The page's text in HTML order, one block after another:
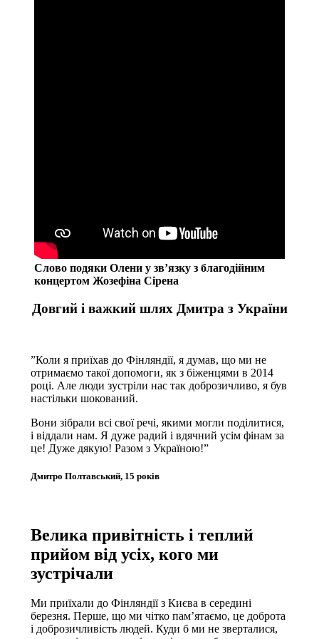
Слово подяки Олени у зв’язку з благодійним
концертом Жозефіна Сірена
Довгий і важкий шлях Дмитра з України
”Коли я приїхав до Фінляндії, я думав, що ми не
отримаємо такої допомоги, як з біженцями в 2014
році. Але люди зустріли нас так доброзичливо, я був
настільки шокований.
Вони зібрали всі свої речі, якими могли поділитися,
і віддали нам. Я дуже радий і вдячний усім фінам за
це! Дуже дякую! Разом з Україною!”
Дмитро Полтавський, 15 років
Велика привітність і теплий
прийом від усіх, кого ми
зустрічали
Ми приїхали до Фінляндії з Києва в середині
березня. Перше, що ми чітко пам’ятаємо, це доброта
і доброзичливість людей. Куди б ми не зверталися,